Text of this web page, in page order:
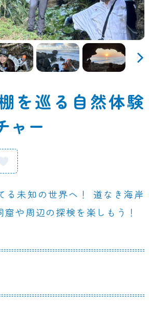
を巡る自然体験
ャー
る未知の世界へ！ 道なき海岸
窟や周辺の探検を楽しもう！